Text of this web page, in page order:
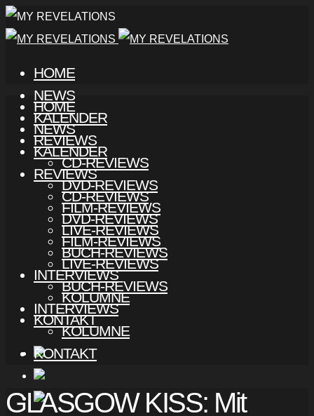
HOME
NEWS
KALENDER
REVIEWS
CD-REVIEWS
DVD-REVIEWS
FILM-REVIEWS
LIVE-REVIEWS
BUCH-REVIEWS
INTERVIEWS
KOLUMNE
KONTAKT
HOME
NEWS
KALENDER
REVIEWS
CD-REVIEWS
DVD-REVIEWS
FILM-REVIEWS
LIVE-REVIEWS
BUCH-REVIEWS
INTERVIEWS
KOLUMNE
KONTAKT
GLASGOW KISS: Mit